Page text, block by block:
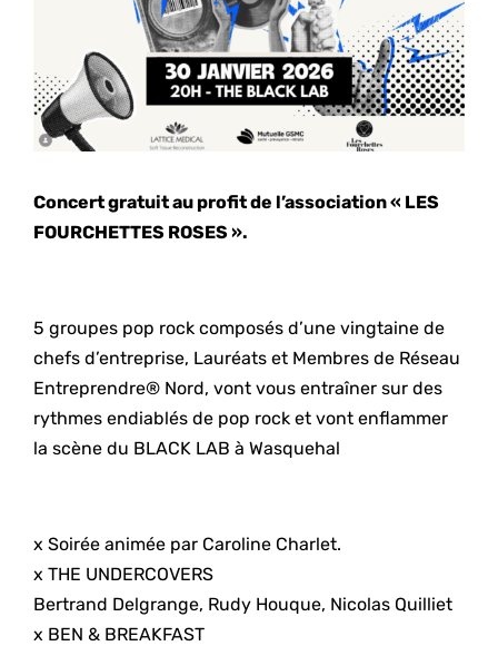
Concert gratuit au profit de l’association « LES
FOURCHETTES ROSES ».
5 groupes pop rock composés d’une vingtaine de
chefs d’entreprise, Lauréats et Membres de Réseau
Entreprendre® Nord, vont vous entraîner sur des
rythmes endiablés de pop rock et vont enflammer
la scène du BLACK LAB à Wasquehal
x Soirée animée par Caroline Charlet.
x THE UNDERCOVERS
Bertrand Delgrange, Rudy Houque, Nicolas Quilliet
x BEN & BREAKFAST